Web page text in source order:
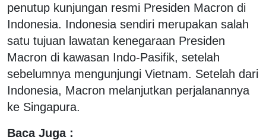
penutup kunjungan resmi Presiden Macron di
Indonesia. Indonesia sendiri merupakan salah
satu tujuan lawatan kenegaraan Presiden
Macron di kawasan Indo-Pasifik, setelah
sebelumnya mengunjungi Vietnam. Setelah dari
Indonesia, Macron melanjutkan perjalanannya
ke Singapura.
Baca Juga :